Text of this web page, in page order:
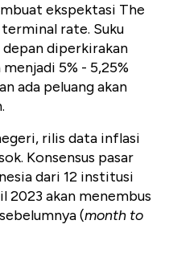
ekspektasi The
rate. Suku
depan diperkirakan
5% - 5,25%
ada peluang akan
rilis data inflasi
Konsensus pasar
dari 12 institusi
2023 akan menembus
(month to